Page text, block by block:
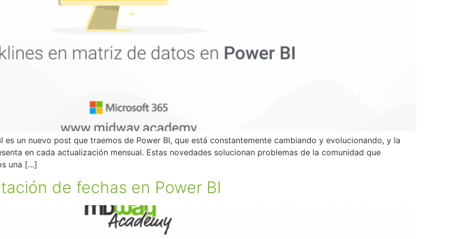
es un nuevo post que traemos de Power BI, que está constantemente cambiando y evolucionando, y la
en cada actualización mensual. Estas novedades solucionan problemas de la comunidad que
una […]
de fechas en Power BI